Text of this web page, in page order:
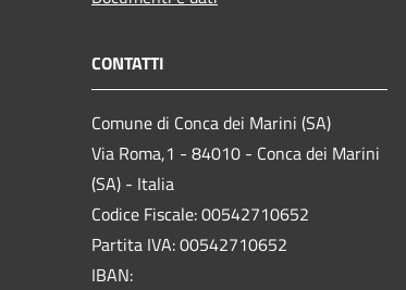
CONTATTI
Comune di Conca dei Marini (SA)
Via Roma,1 - 84010 - Conca dei Marini
(SA) - Italia
Codice Fiscale: 00542710652
Partita IVA: 00542710652
IBAN: